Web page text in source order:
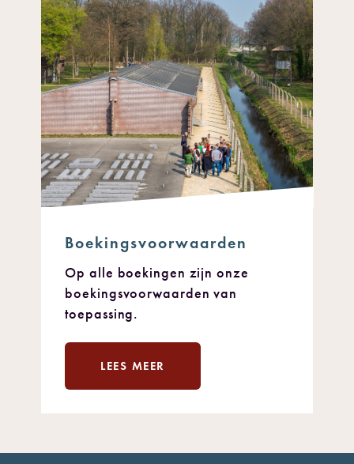
Boekingsvoorwaarden
Op alle boekingen zijn onze
boekingsvoorwaarden van
toepassing.
LEES MEER